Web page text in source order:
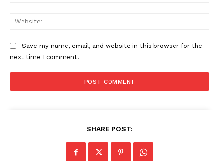
Save my name, email, and website in this browser for the
next time I comment.
SHARE POST: